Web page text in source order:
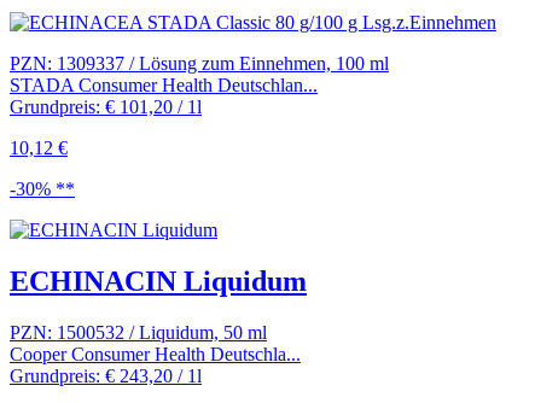
PZN: 1309337 / Lösung zum Einnehmen, 100 ml
STADA Consumer Health Deutschlan...
Grundpreis: € 101,20 / 1l
10,12 €
-30% **
ECHINACIN Liquidum
PZN: 1500532 / Liquidum, 50 ml
Cooper Consumer Health Deutschla...
Grundpreis: € 243,20 / 1l